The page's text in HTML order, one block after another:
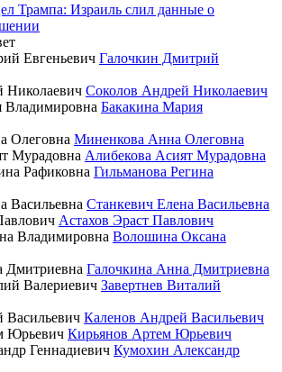
Трампа: Израиль слил данные о
Галочкин Дмитрий
Соколов Андрей Николаевич
Бакакина Мария
Миненкова Анна Олеговна
Алибекова Асият Мурадовна
Гильманова Регина
Станкевич Елена Васильевна
Астахов Эраст Павлович
Волошина Оксана
Галочкина Анна Дмитриевна
Завертнев Виталий
Каленов Андрей Васильевич
Кирьянов Артем Юрьевич
Кумохин Александр